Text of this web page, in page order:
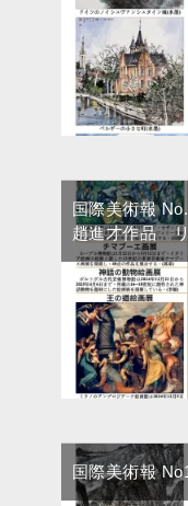
国際美術報
趙進才作品
国際美術報